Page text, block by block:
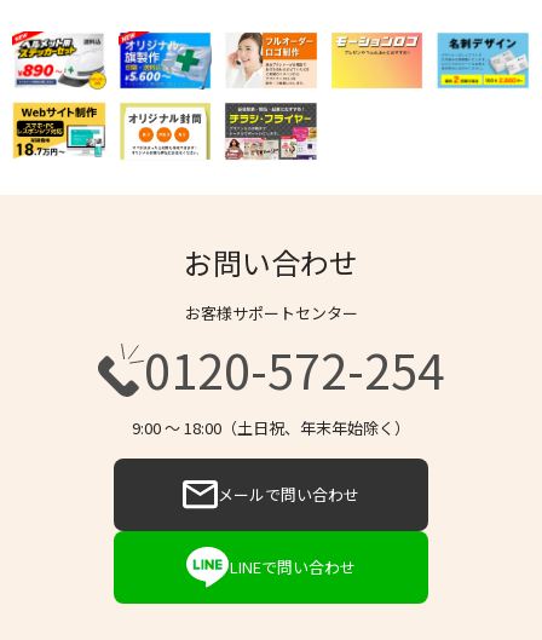
お問い合わせ
お客様サポートセンター
0120-572-254
9:00 〜 18:00（土日祝、年末年始除く）
メールで問い合わせ
LINEで問い合わせ